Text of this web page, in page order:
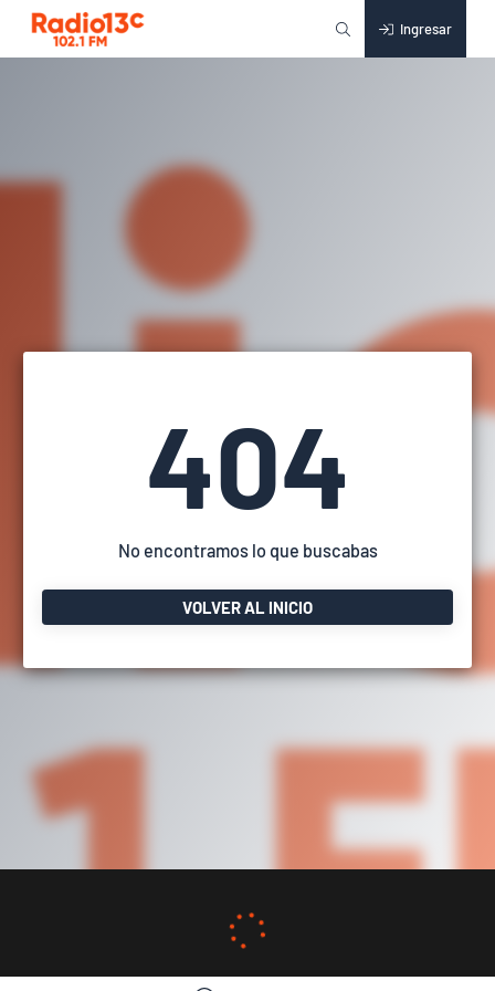
Ingresar
404
No encontramos lo que buscabas
VOLVER AL INICIO